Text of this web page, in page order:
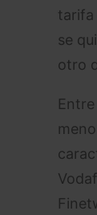
tarifa
se
otro